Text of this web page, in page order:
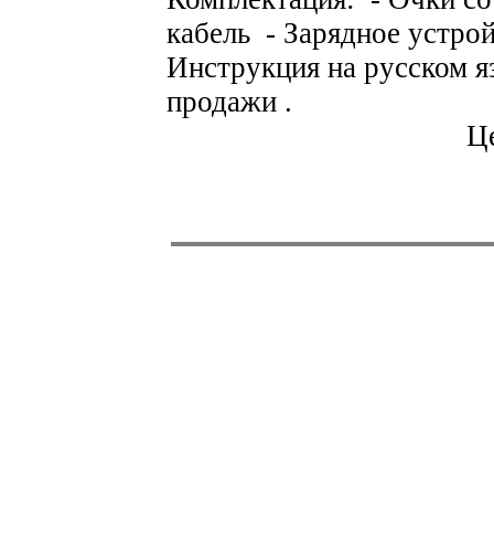
кабель - Зарядное
Инструкция на русском
продажи .